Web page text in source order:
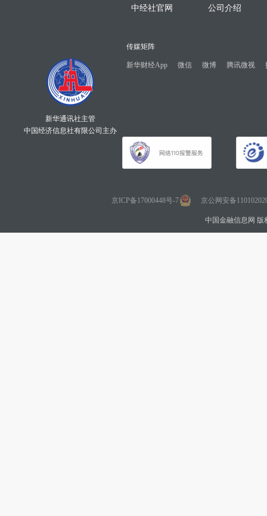
中经社官网 公司介绍
新华通讯社主管
中国经济信息社有限公司主办
传媒矩阵
新华财经App 微信 微博 腾讯微视
京ICP备17000448号-7 京公网安备
中国金融信息网 版